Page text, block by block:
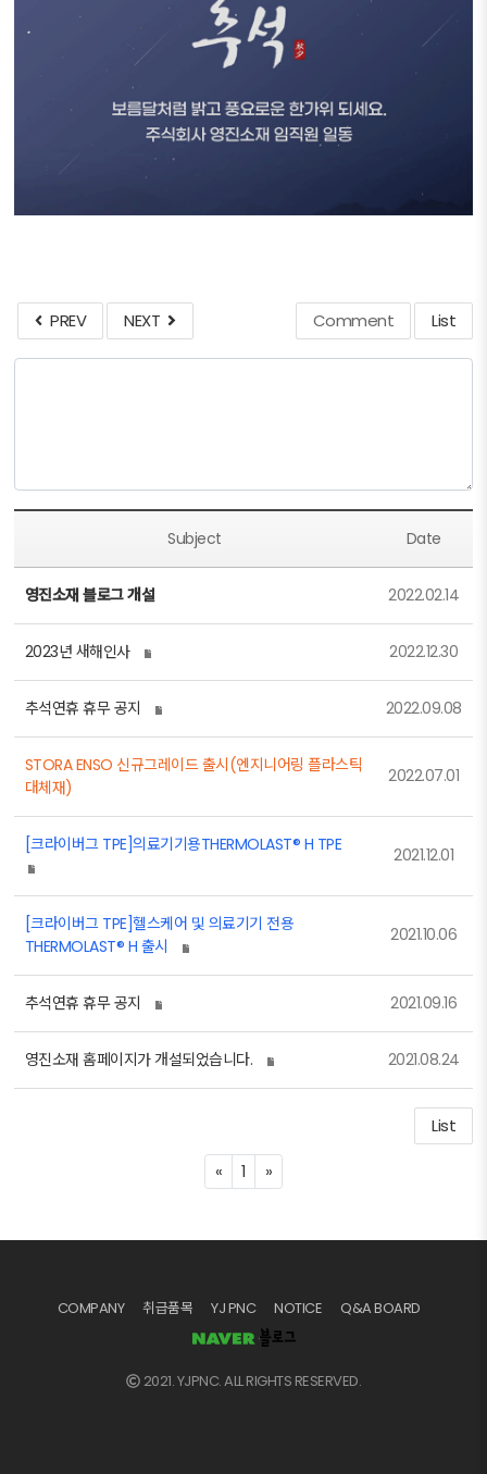
PREV NEXT Comment List
Subject Date
영진소재 블로그 개설 2022.02.14
2023년 새해인사 2022.12.30
추석연휴 휴무 공지 2022.09.08
STORA ENSO 신규그레이드 출시(엔지니어링 플라스틱
대체재)
2022.07.01
[크라이버그 TPE]의료기기용THERMOLAST® H TPE 2021.12.01
[크라이버그 TPE]헬스케어 및 의료기기 전용
THERMOLAST® H 출시
2021.10.06
추석연휴 휴무 공지 2021.09.16
영진소재 홈페이지가 개설되었습니다. 2021.08.24
List
«P
r
v
u
s
1 »N
e
t
COMPANY 취급품목 YJ PNC NOTICE Q&A BOARD
2021. YJPNC. ALL RIGHTS RESERVED.